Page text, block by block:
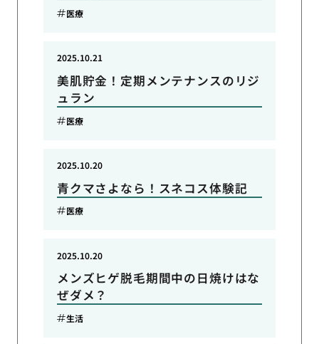
医療
美肌貯金！定期メンテナンスのリジ
ュラン
2025.10.21
医療
青クマさよなら！スネコス体験記
2025.10.20
医療
メンズヒゲ脱毛期間中の日焼けはな
ぜダメ？
2025.10.20
生活